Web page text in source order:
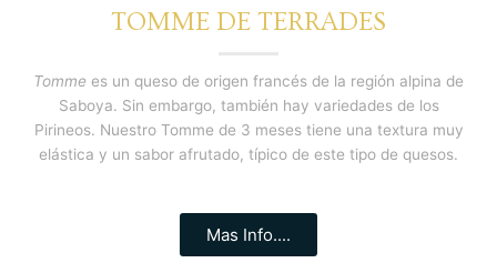
TOMME DE TERRADES
Tomme es un queso de origen francés de la región alpina de
Saboya. Sin embargo, también hay variedades de los
Pirineos. Nuestro Tomme de 3 meses tiene una textura muy
elástica y un sabor afrutado, típico de este tipo de quesos.
Mas Info....